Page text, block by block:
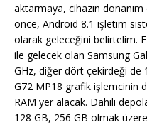
aktarmaya, cihazın
önce, Android 8.1 işletim
olarak geleceğini belirtelim.
ile gelecek olan Samsung
GHz, diğer dört çekirdeği de
G72 MP18 grafik işlemcinin
RAM yer alacak. Dahili
128 GB, 256 GB olmak